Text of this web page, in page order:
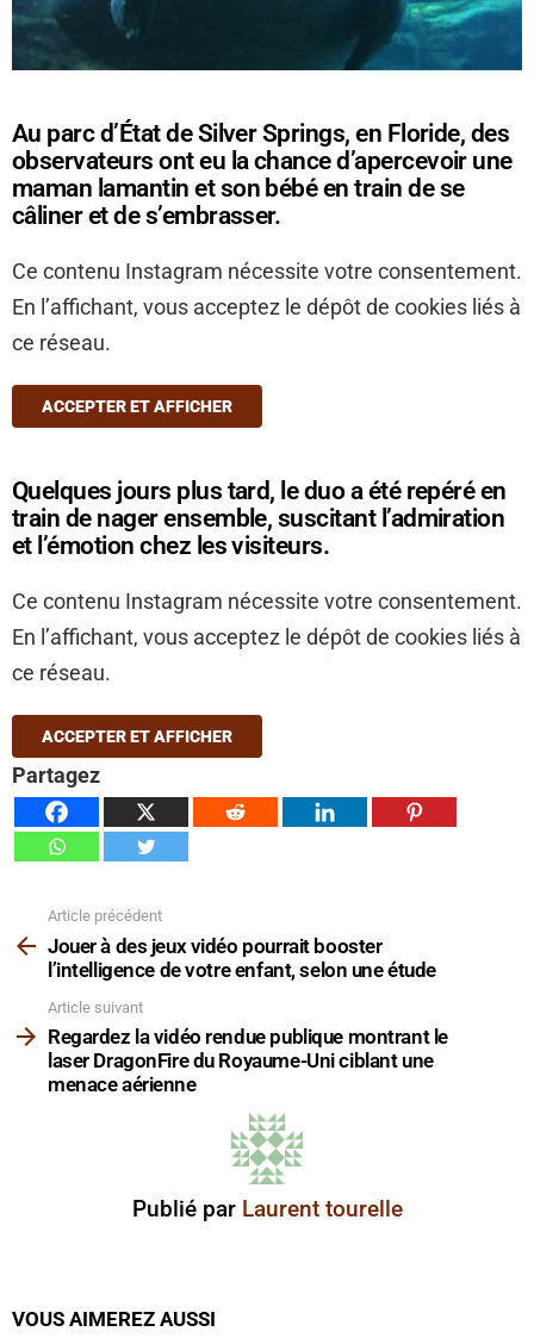
Au parc d’État de Silver Springs, en Floride, des
observateurs ont eu la chance d’apercevoir une
maman lamantin et son bébé en train de se
câliner et de s’embrasser.
Ce contenu Instagram nécessite votre consentement.
En l’affichant, vous acceptez le dépôt de cookies liés à
ce réseau.
ACCEPTER ET AFFICHER
Quelques jours plus tard, le duo a été repéré en
train de nager ensemble, suscitant l’admiration
et l’émotion chez les visiteurs.
Ce contenu Instagram nécessite votre consentement.
En l’affichant, vous acceptez le dépôt de cookies liés à
ce réseau.
ACCEPTER ET AFFICHER
Partagez
plus
Article précédent
Jouer à des jeux vidéo pourrait booster
l’intelligence de votre enfant, selon une étude
Article suivant
Regardez la vidéo rendue publique montrant le
laser DragonFire du Royaume-Uni ciblant une
menace aérienne
Publié par Laurent tourelle
VOUS AIMEREZ AUSSI